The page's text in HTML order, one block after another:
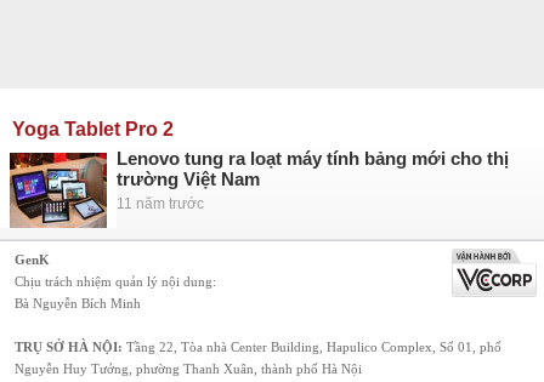
Yoga Tablet Pro 2
Lenovo tung ra loạt máy tính bảng mới cho thị
trường Việt Nam
11 năm trước
GenK
Chịu trách nhiệm quản lý nội dung:
Bà Nguyễn Bích Minh
TRỤ SỞ HÀ NỘI: Tầng 22, Tòa nhà Center Building, Hapulico Complex, Số 01, phố
Nguyễn Huy Tưởng, phường Thanh Xuân, thành phố Hà Nội